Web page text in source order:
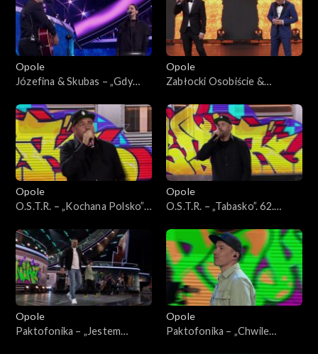
Opole
Józefina & Skubas – „Gdy
Koncert „Premiery”
Opole
Zabłocki Osobiście &
62. KFPP: Koncert
„Premiery”
Opole
O.S.T.R. – „Kochana Polsko”.
Jedno podwórko”
Opole
O.S.T.R. – „Tabasko”. 62.
Jedno podwórko”
Opole
Paktofonika – „Jestem
Opole
Paktofonika – „Chwile